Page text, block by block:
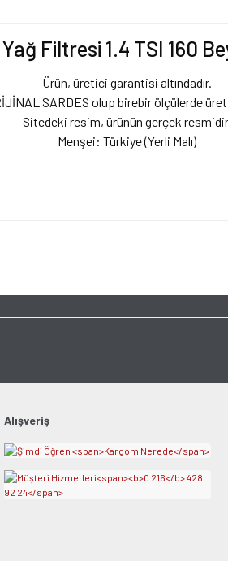
Filtresi 1.4 TSI 160
Ürün, üretici garantisi altındadır.
SARDES olup birebir ölçülerde
Sitedeki resim, ürünün gerçek
Menşei: Türkiye (Yerli Malı)
Gönder
Alışveriş